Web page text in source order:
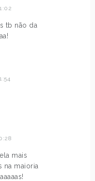
tb não da
mais
na maioria